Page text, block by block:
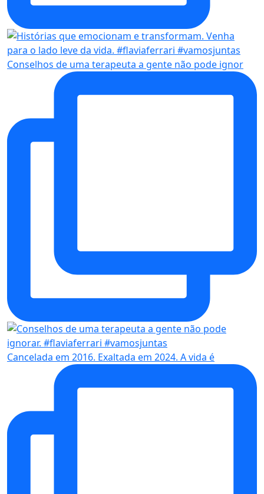
Conselhos de uma terapeuta a gente não pode ignor
Cancelada em 2016. Exaltada em 2024. A vida é